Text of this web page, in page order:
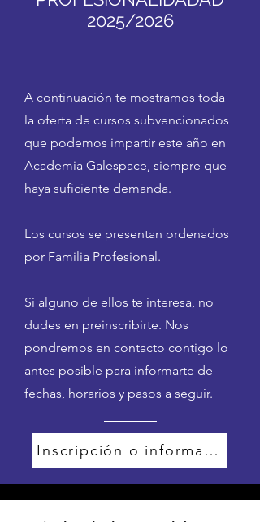
2025/2026
A continuación te mostramos toda
la oferta de cursos subvencionados
que podemos impartir este año en
Academia Galespace, siempre que
haya suficiente demanda.
Los cursos se presentan ordenados
por Familia Profesional.
Si alguno de ellos te interesa, no
dudes en preinscribirte. Nos
pondremos en contacto contigo lo
antes posible para informarte de
fechas, horarios y pasos a seguir.
Inscripción o información